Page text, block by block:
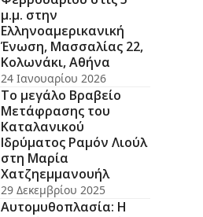
μ.μ. στην
Ελληνοαμερικανική
Ένωση, Μασσαλίας 22,
Κολωνάκι, Αθήνα
24 Ιανουαρίου 2026
Το μεγάλο Βραβείο
Μετάφρασης του
Καταλανικού
Ιδρύματος Ραμόν Λιούλ
στη Μαρία
Χατζηεμμανουήλ
29 Δεκεμβρίου 2025
Αυτομυθοπλασία: Η